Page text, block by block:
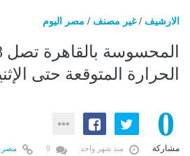
الارشيف /غير مصنف / مصر اليوم
الحرارة المتوقعة حتى
0
مشاركة منذ شهر واحد مصر